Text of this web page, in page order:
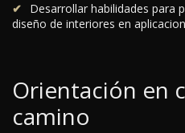
Desarrollar habilidades para
diseño de interiores en
Orientación en
camino